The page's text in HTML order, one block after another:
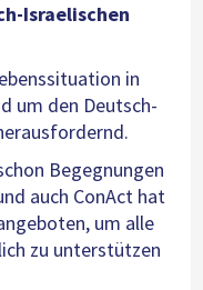
Israelischen
in
um den Deutsch-
Begegnungen
auch ConAct hat
um alle
zu unterstützen